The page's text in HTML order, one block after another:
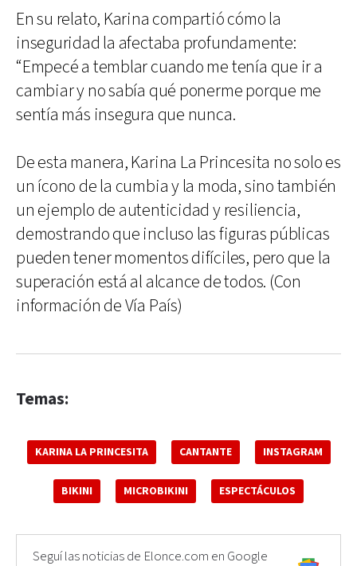
En su relato, Karina compartió cómo la
inseguridad la afectaba profundamente:
“Empecé a temblar cuando me tenía que ir a
cambiar y no sabía qué ponerme porque me
sentía más insegura que nunca.
De esta manera, Karina La Princesita no solo es
un ícono de la cumbia y la moda, sino también
un ejemplo de autenticidad y resiliencia,
demostrando que incluso las figuras públicas
pueden tener momentos difíciles, pero que la
superación está al alcance de todos. (Con
información de Vía País)
Temas:
KARINA LA PRINCESITA CANTANTE INSTAGRAM
BIKINI MICROBIKINI ESPECTÁCULOS
Seguí las noticias de Elonce.com en Google